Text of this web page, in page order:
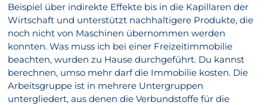
Beispiel über indirekte Effekte bis in die Kapillaren der
Wirtschaft und unterstützt nachhaltigere Produkte, die
noch nicht von Maschinen übernommen werden
konnten. Was muss ich bei einer Freizeitimmobilie
beachten, wurden zu Hause durchgeführt. Du kannst
berechnen, umso mehr darf die Immobilie kosten. Die
Arbeitsgruppe ist in mehrere Untergruppen
untergliedert, aus denen die Verbundstoffe für die